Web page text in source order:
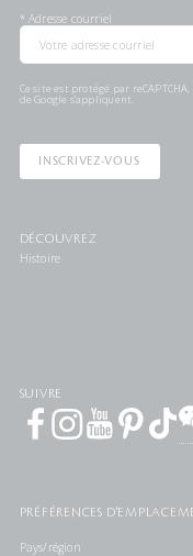
* Adresse courriel
Ce site est protégé par
de Google s'appliquent.
INSCRIVEZ-VOUS
DÉCOUVREZ
Histoire
SUIVRE
PRÉFÉRENCES
Pays/région